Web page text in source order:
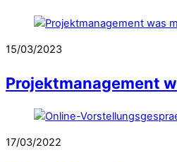
15/03/2023
Projektmanagement
17/03/2022